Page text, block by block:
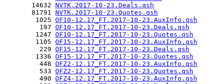
       14632
NVTK.2017-10-23.Deals.qsh
       81791
NVTK.2017-10-23.Quotes.qsh
        1025
OF10-12.17_FT.2017-10-23.AuxInfo.qsh
         197
OF10-12.17_FT.2017-10-23.Deals.qsh
        1247
OF10-12.17_FT.2017-10-23.Quotes.qsh
        1105
OF15-12.17_FT.2017-10-23.AuxInfo.qsh
         229
OF15-12.17_FT.2017-10-23.Deals.qsh
        1336
OF15-12.17_FT.2017-10-23.Quotes.qsh
         448
OFZ2-12.17_FT.2017-10-23.AuxInfo.qsh
         533
OFZ2-12.17_FT.2017-10-23.Quotes.qsh
         490
OFZ4-12.17_FT.2017-10-23.AuxInfo.qsh